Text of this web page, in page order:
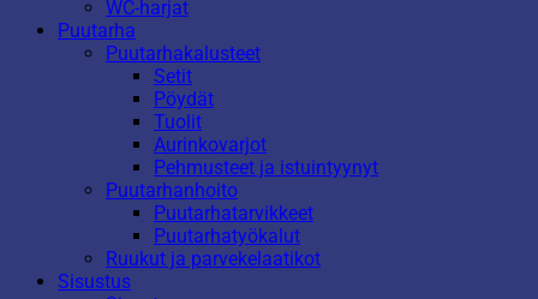
WC-harjat
Puutarha
Puutarhakalusteet
Setit
Pöydät
Tuolit
Aurinkovarjot
Pehmusteet ja istuintyynyt
Puutarhanhoito
Puutarhatarvikkeet
Puutarhatyökalut
Ruukut ja parvekelaatikot
Sisustus